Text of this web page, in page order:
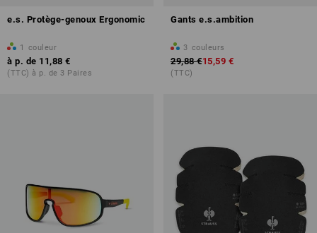
e.s. Protège-genoux Ergonomic
1 couleur
à p. de 11,88 €
(TTC) à p. de 3 Paires
Gants e.s.ambition
3 couleurs
29,88 €15,59 €
(TTC)